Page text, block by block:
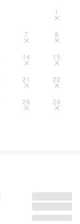
1
7 8
14 15
21 22
28 29